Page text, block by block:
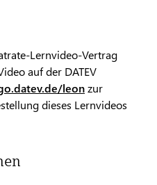
Lernvideo-Vertrag
auf der DATEV
leonzur
dieses Lernvideos